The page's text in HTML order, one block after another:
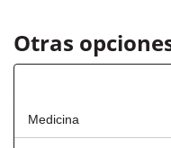
Otras
Medicina